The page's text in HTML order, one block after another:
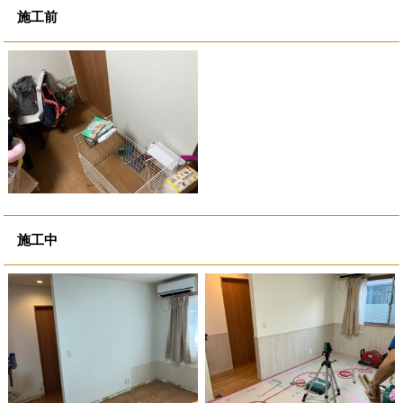
施工前
施工中